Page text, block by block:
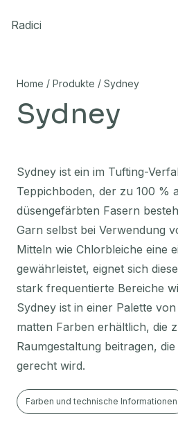
Radici
Home / Produkte / Sydney
Sydney
Sydney ist ein im Tufting-
Teppichboden, der zu 100 %
düsengefärbten Fasern
Garn selbst bei Verwendung
Mitteln wie Chlorbleiche eine
gewährleistet, eignet sich
stark frequentierte Bereiche
Sydney ist in einer Palette
matten Farben erhältlich, die
Raumgestaltung beitragen,
gerecht wird.
Farben und technische Informationen